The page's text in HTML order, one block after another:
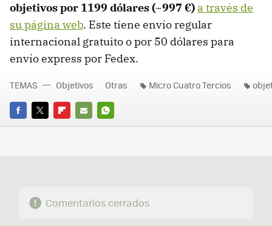
objetivos por 1199 dólares (~997 €) a través de
su página web. Este tiene envío regular
internacional gratuito o por 50 dólares para
envío express por Fedex.
FACEBOOK
TWITTERFLIPBOARD
E-
WHATSAPP
TEMAS Objetivos Otras Micro Cuatro Tercios
Comentarios cerrados